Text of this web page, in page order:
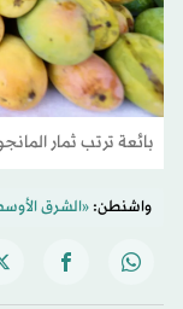
بائعة ترتب ثمار
واشنطن:«الشرق